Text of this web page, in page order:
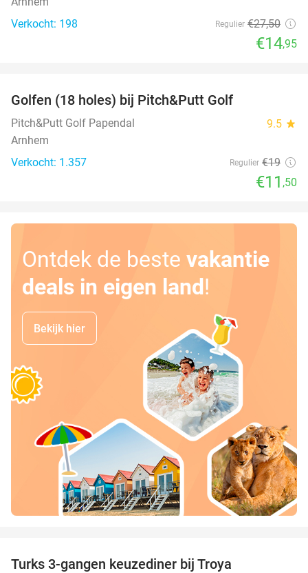
Verkocht: 198
Regulier €27,50
€14,95
Golfen (18 holes) bij Pitch&Putt Golf
Pitch&Putt Golf Papendal 9.5 star
Arnhem
Verkocht: 1.357
Regulier €19
€11 ,50
Ontdek de beste vakantie
deals in eigen land!
Bekijk hier
Turks 3-gangen keuzediner bij Troya